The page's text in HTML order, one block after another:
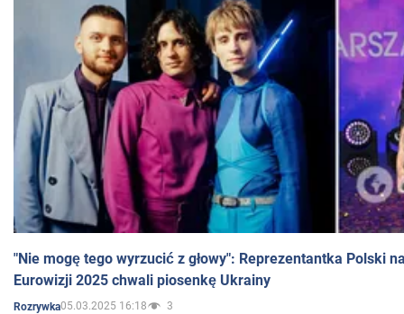
"Nie mogę tego wyrzucić z głowy": Reprezentantka Polski
Eurowizji 2025 chwali piosenkę Ukrainy
Rozrywka05.03.2025 16:18 3